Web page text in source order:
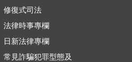
修復式司法
法律時事專欄
日新法律專欄
常見詐騙犯罪型態及